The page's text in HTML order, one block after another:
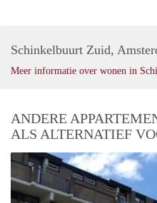
Schinkelbuurt Zuid,
Meer informatie over wonen in
ANDERE
ALS ALTERNATIEF